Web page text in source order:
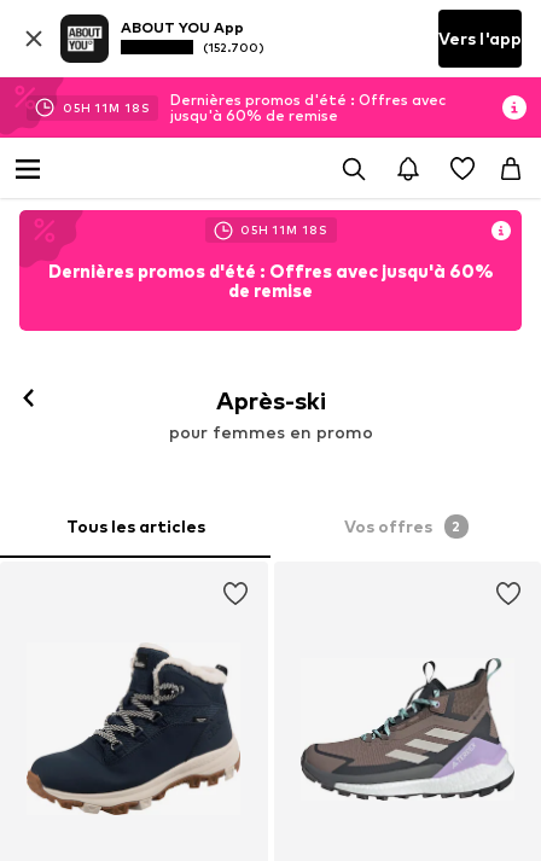
ABOUT YOU App
(152.700) Vers l'app
05H 11M 15 S
Dernières promos d'été : Offres avec
jusqu'à 60% de remise
05H 11M 15 S
Dernières promos d'été : Offres avec jusqu'à 60%
de remise
Après-ski
pour femmes en promo
Tous les articles Vos offres 2